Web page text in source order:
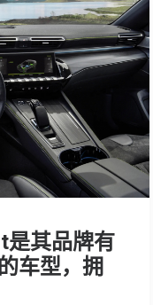
是其品牌有
车型，拥